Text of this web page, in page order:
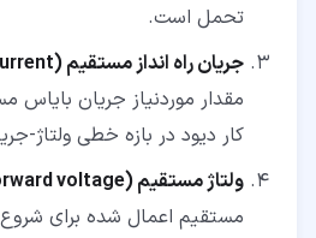
تحمل است.
جریان راه انداز مستقیم (Forward drive current)
مقدار موردنیاز جریان بایاس
کار دیود در بازه خطی ولتاژ-
ولتاژ مستقیم (Forward voltage)
مستقیم اعمال شده برای